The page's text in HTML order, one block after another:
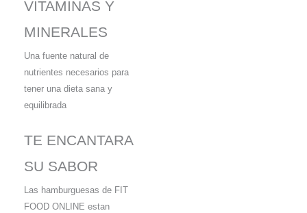
VITAMINAS Y
MINERALES
Una fuente natural de
nutrientes necesarios para
tener una dieta sana y
equilibrada
TE ENCANTARA
SU SABOR
Las hamburguesas de FIT
FOOD ONLINE estan